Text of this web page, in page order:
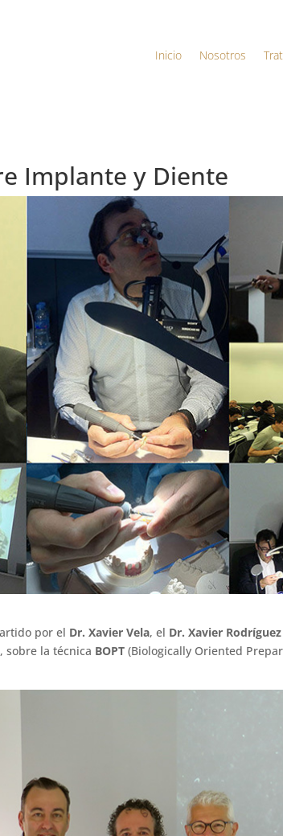
Inicio Nosotros
Implante y Diente
por el Dr. Xavier Vela, el Dr. Xavier Rodríguez
sobre la técnica BOPT (Biologically Oriented